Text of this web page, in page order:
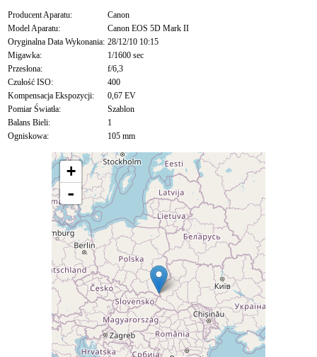
Producent Aparatu:
Canon
Model Aparatu:
Canon EOS 5D Mark II
Oryginalna Data Wykonania: 28/12/10 10:15
Migawka:
1/1600 sec
Przesłona:
f/6,3
Czułość ISO:
400
Kompensacja Ekspozycji:
0,67 EV
Pomiar Światła:
Szablon
Balans Bieli:
1
Ogniskowa:
105 mm
+
-